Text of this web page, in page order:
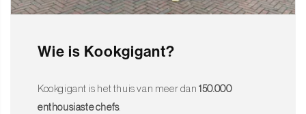
Wie is Kookgigant?
Kookgigant is het thuis van meer dan150.000
enthousiaste chefs.